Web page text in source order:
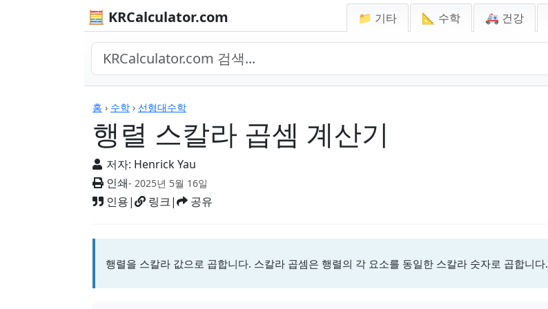
🧮 KRCalculator.com 📁 기타 📐 수학 🚑 건강
홈 › 수학 › 선형대수학
행렬 스칼라 곱셈 계산기
저자: Henrick Yau
인쇄- 2025년 5월 16일
인용| 링크| 공유
계산기
행렬을 스칼라 값으로 곱합니다. 스칼라 곱셈은 행렬의 각 요소를 동일한 스칼라 숫자로 곱합니다.